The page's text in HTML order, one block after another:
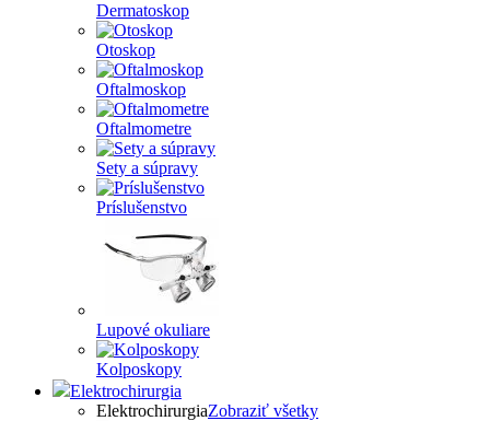
Dermatoskop
Otoskop
Oftalmoskop
Oftalmometre
Sety a súpravy
Príslušenstvo
Lupové okuliare
Kolposkopy
Elektrochirurgia
ElektrochirurgiaZobraziť všetky